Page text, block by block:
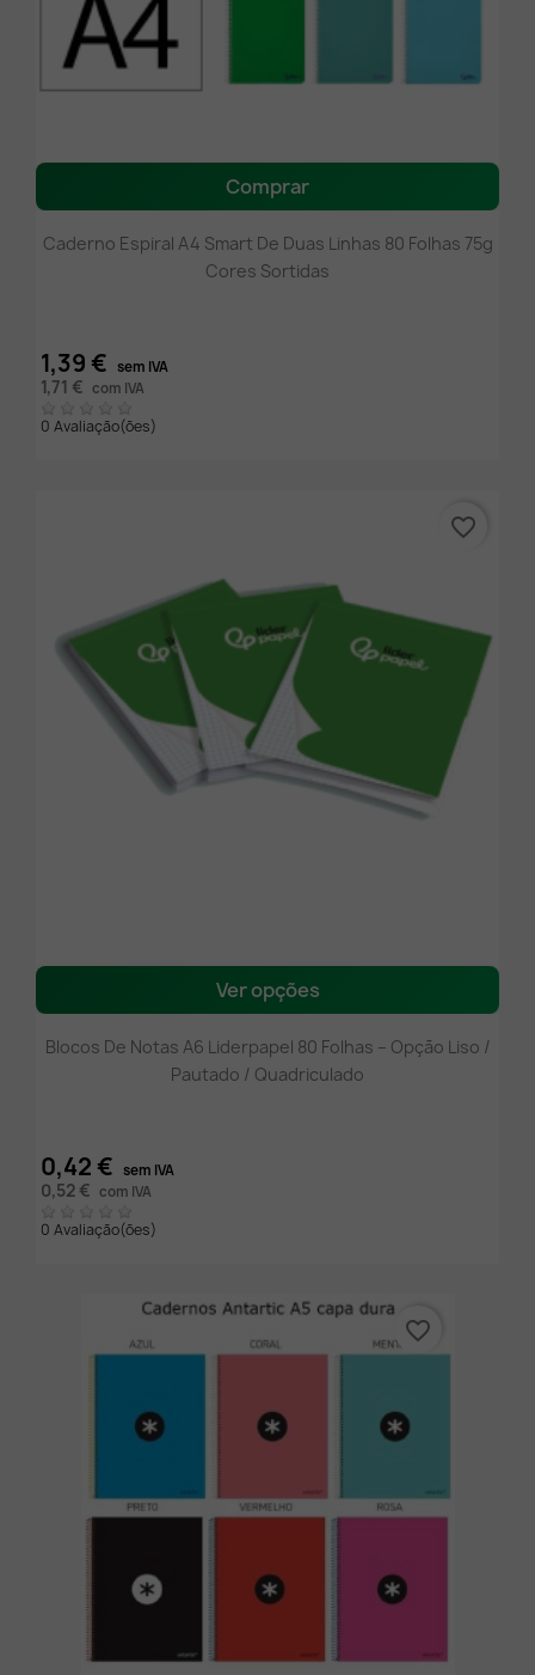
Comprar
Caderno Espiral A4 Smart De Duas Linhas 80 Folhas 75g
Cores Sortidas
1,39 € sem IVA
1,71 € com IVA
0 Avaliação(ões)
Ver opções
Blocos De Notas A6 Liderpapel 80 Folhas – Opção Liso /
Pautado / Quadriculado
0,42 € sem IVA
0,52 € com IVA
0 Avaliação(ões)
favorite_border
favorite_border